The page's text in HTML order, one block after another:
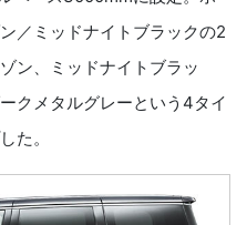
／ミッドナイトブラックの2
ン、ミッドナイトブラッ
クメタルグレーという4タイ
た。